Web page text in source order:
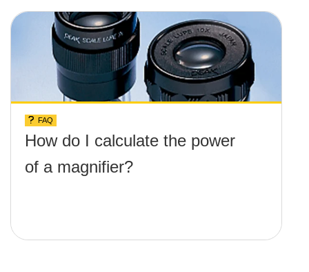
FAQ
How do I calculate the power
of a magnifier?